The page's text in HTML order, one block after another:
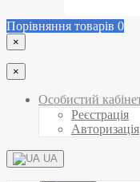
Порівняння товарів 0
×
×
Особистий
Реєстрація
Авторизація
UA